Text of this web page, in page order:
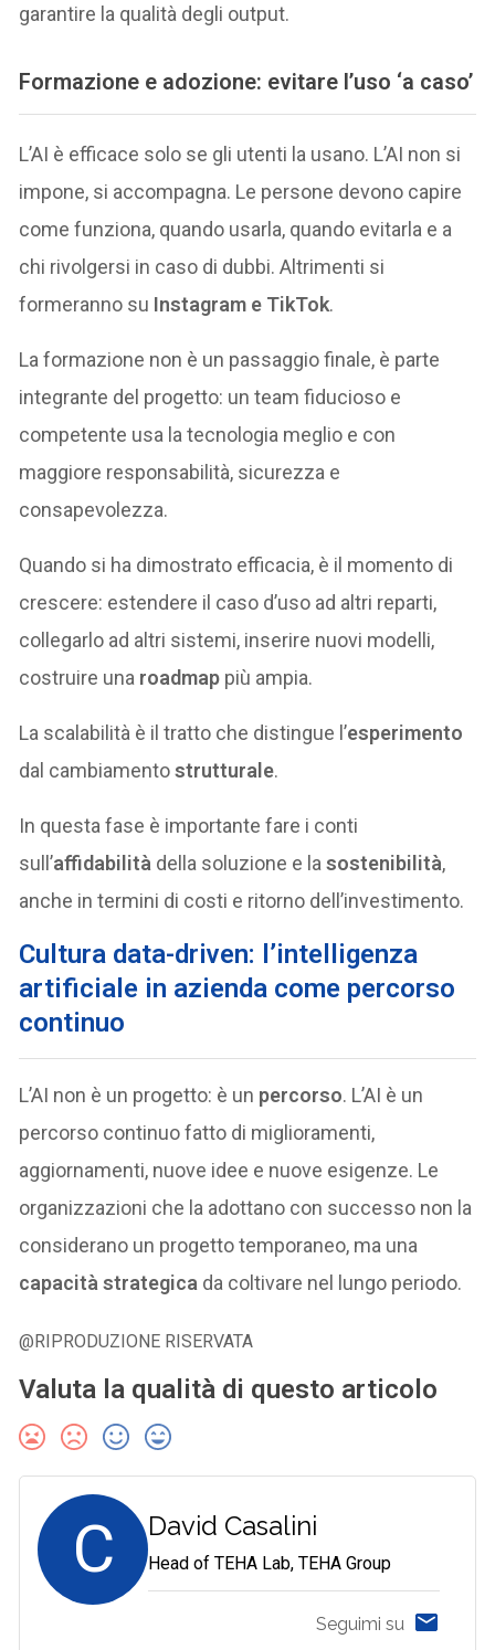
garantire la qualità degli output.
Formazione e adozione: evitare l’uso ‘a caso’
L’AI è efficace solo se gli utenti la usano. L’AI non si
impone, si accompagna. Le persone devono capire
come funziona, quando usarla, quando evitarla e a
chi rivolgersi in caso di dubbi. Altrimenti si
formeranno su Instagram e TikTok.
La formazione non è un passaggio finale, è parte
integrante del progetto: un team fiducioso e
competente usa la tecnologia meglio e con
maggiore responsabilità, sicurezza e
consapevolezza.
Quando si ha dimostrato efficacia, è il momento di
crescere: estendere il caso d’uso ad altri reparti,
collegarlo ad altri sistemi, inserire nuovi modelli,
costruire una roadmap più ampia.
La scalabilità è il tratto che distingue l’esperimento
dal cambiamentostrutturale.
In questa fase è importante fare i conti
sull’affidabilità della soluzione e lasostenibilità,
anche in termini di costi e ritorno dell’investimento.
Cultura data-driven: l’intelligenza
artificiale in azienda come percorso
continuo
L’AI non è un progetto: è un percorso. L’AI è un
percorso continuo fatto di miglioramenti,
aggiornamenti, nuove idee e nuove esigenze. Le
organizzazioni che la adottano con successo non la
considerano un progetto temporaneo, ma una
capacità strategica da coltivare nel lungo periodo.
@RIPRODUZIONE RISERVATA
Valuta la qualità di questo articolo
C David Casalini
Head of TEHA Lab, TEHA Group
Seguimi su